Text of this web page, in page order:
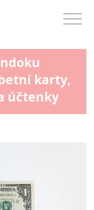
karty,
účtenky